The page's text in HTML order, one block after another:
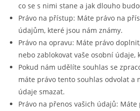
co se s nimi stane a jak dlouho
Právo na přístup: Máte právo na
údajům, které jsou nám známy.
Právo na opravu: Máte právo
nebo zablokovat vaše osobní
Pokud nám udělíte souhlas se
máte právo tento souhlas odvolat a
údaje smazat.
Právo na přenos vašich údajů: Máte